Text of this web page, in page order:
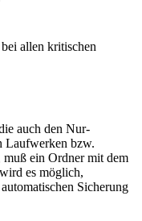
allen kritischen
auch den Nur-
Laufwerken bzw.
ein Ordner mit dem
es möglich,
Sicherung